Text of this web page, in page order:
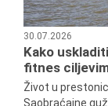
30.07.2026
Kako
fitnes
Život u
Saobraćajne